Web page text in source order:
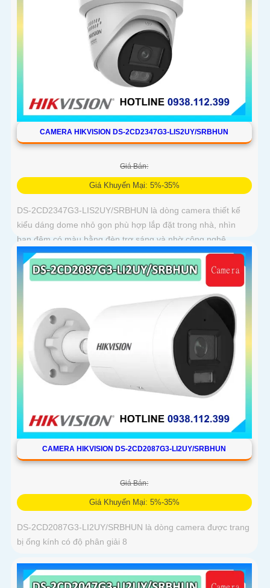
CAMERA HIKVISION DS-2CD2347G3-LIS2UY/SRBHUN
Giá Bán:
Giá Khuyến Mại: 5%-35%
DS-2CD2347G3-LIS2UY/SRBHUN là dòng camera thiết kế
kiểu dáng dome nhỏ gọn phù hợp lắp đặt trong nhà, nhìn
ban đêm có màu bằng đèn trợ sáng và nhờ công nghệ
ColorVU HikAI-ISP, có tính năng AI giúp nhận diện người và
phương tiện, tích hợp micro kép
CAMERA HIKVISION DS-2CD2087G3-LI2UY/SRBHUN
Giá Bán:
Giá Khuyến Mại: 5%-35%
DS-2CD2087G3-LI2UY/SRBHUN là dòng camera được trang
bị ống kính có độ phân giải 8